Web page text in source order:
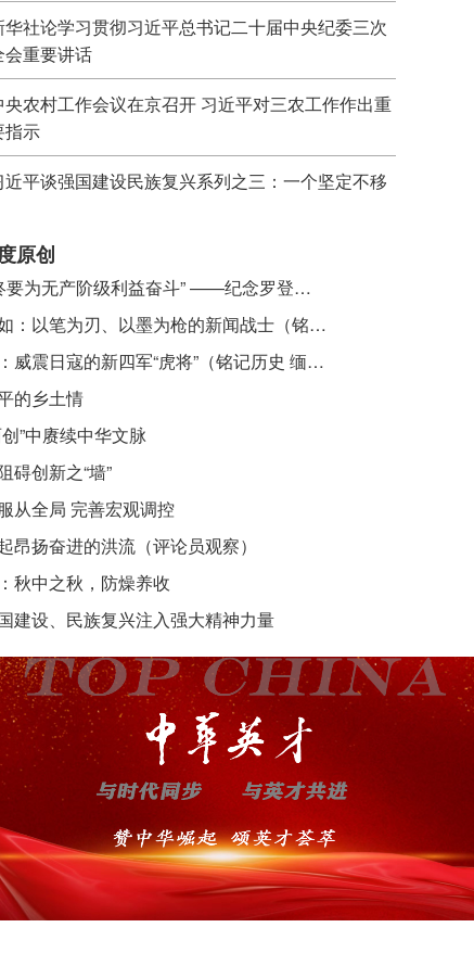
华社论学习贯彻习近平总书记二十届中央纪委三次
会重要讲话
央农村工作会议在京召开 习近平对三农工作作出重
指示
近平谈强国建设民族复兴系列之三：一个坚定不移
原创
​ “始终要为无产阶级利益奋斗” ——纪念罗登贤同志诞辰120周年
李竹如：以笔为刃、以墨为枪的新闻战士（铭记历史 缅怀先烈·抗日英雄）
吴焜：威震日寇的新四军“虎将”（铭记历史 缅怀先烈·抗日英雄）
的乡土情
”中赓续中华文脉
碍创新之“墙”
从全局 完善宏观调控
昂扬奋进的洪流（评论员观察）
秋中之秋，防燥养收
建设、民族复兴注入强大精神力量